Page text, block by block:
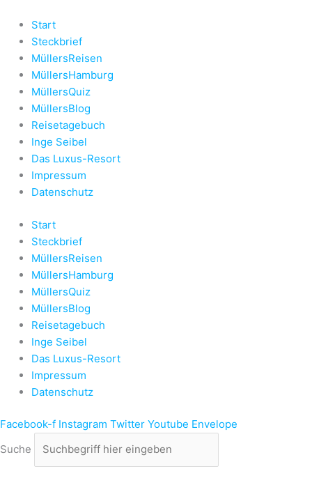
Inhalt
springen
Start
Steckbrief
MüllersReisen
MüllersHamburg
MüllersQuiz
MüllersBlog
Reisetagebuch
Inge Seibel
Das Luxus-Resort
Impressum
Datenschutz
Start
Steckbrief
MüllersReisen
MüllersHamburg
MüllersQuiz
MüllersBlog
Reisetagebuch
Inge Seibel
Das Luxus-Resort
Impressum
Datenschutz
Facebook-f Instagram Twitter Youtube Envelope
Suche